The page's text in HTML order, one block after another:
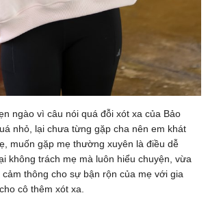
ngào vì câu nói quá đỗi xót xa của Bảo
nhỏ, lại chưa từng gặp cha nên em khát
muốn gặp mẹ thường xuyên là điều dễ
không trách mẹ mà luôn hiểu chuyện, vừa
thông cho sự bận rộn của mẹ với gia
cô thêm xót xa.